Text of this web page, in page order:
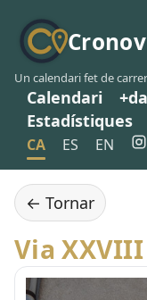
Un calendari fet de
Calendari
Estadístiques
CA ES EN
← Tornar
Via